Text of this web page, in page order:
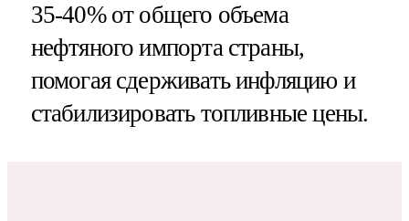
35-40% от общего объема
нефтяного импорта страны,
помогая сдерживать инфляцию и
стабилизировать топливные цены.